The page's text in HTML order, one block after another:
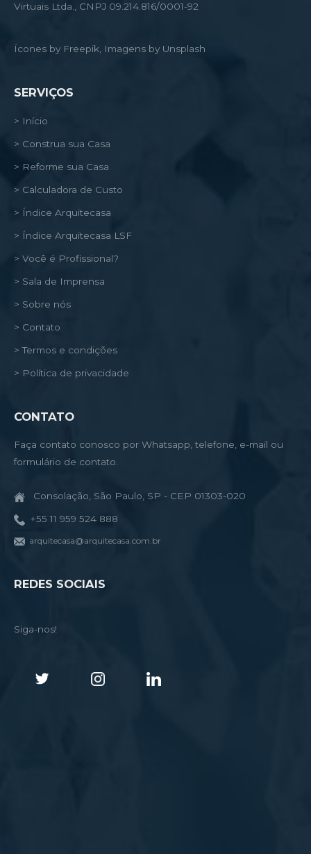
Virtuais Ltda., CNPJ 09.214.816/0001-92
Ícones by Freepik, Imagens by Unsplash
SERVIÇOS
> Início
> Construa sua Casa
> Reforme sua Casa
> Calculadora de Custo
> Índice Arquitecasa
> Índice Arquitecasa LSF
> Você é Profissional?
> Sala de Imprensa
> Sobre nós
> Contato
> Termos e condições
> Política de privacidade
CONTATO
Faça contato conosco por Whatsapp, telefone, e-mail ou
formulário de contato.
Consolação, São Paulo, SP - CEP 01303-020
+55 11 959 524 888
arquitecasa@arquitecasa.com.br
REDES SOCIAIS
Siga-nos!